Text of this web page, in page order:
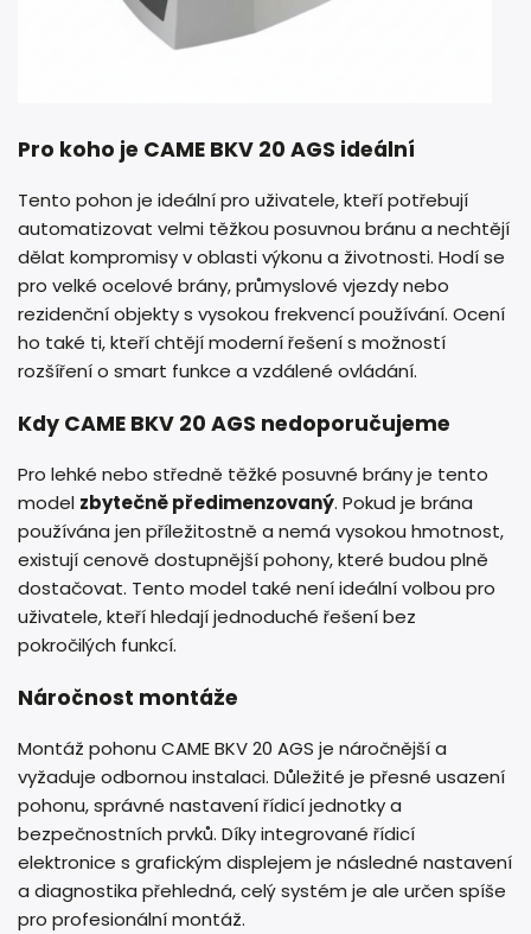
Pro koho je CAME BKV 20 AGS ideální
Tento pohon je ideální pro uživatele, kteří potřebují
automatizovat velmi těžkou posuvnou bránu a nechtějí
dělat kompromisy v oblasti výkonu a životnosti. Hodí se
pro velké ocelové brány, průmyslové vjezdy nebo
rezidenční objekty s vysokou frekvencí používání. Ocení
ho také ti, kteří chtějí moderní řešení s možností
rozšíření o smart funkce a vzdálené ovládání.
Kdy CAME BKV 20 AGS nedoporučujeme
Pro lehké nebo středně těžké posuvné brány je tento
model zbytečně předimenzovaný. Pokud je brána
používána jen příležitostně a nemá vysokou hmotnost,
existují cenově dostupnější pohony, které budou plně
dostačovat. Tento model také není ideální volbou pro
uživatele, kteří hledají jednoduché řešení bez
pokročilých funkcí.
Náročnost montáže
Montáž pohonu CAME BKV 20 AGS je náročnější a
vyžaduje odbornou instalaci. Důležité je přesné usazení
pohonu, správné nastavení řídicí jednotky a
bezpečnostních prvků. Díky integrované řídicí
elektronice s grafickým displejem je následné nastavení
a diagnostika přehledná, celý systém je ale určen spíše
pro profesionální montáž.